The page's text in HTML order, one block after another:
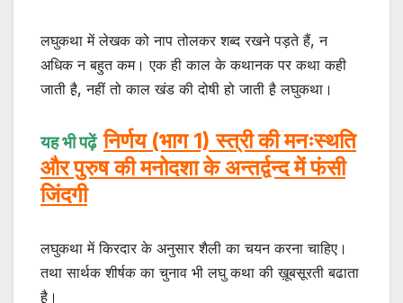
लघुकथा में लेखक को नाप तोलकर शब्द रखने पड़ते हैं, न
अधिक न बहुत कम। एक ही काल के कथानक पर कथा कही
जाती है़, नहीं तो काल खंड की दोषी हो जाती है़ लघुकथा।
यह भी पढ़ें निर्णय (भाग 1) स्त्री की मनःस्थति
और पुरुष की मनोदशा के अन्तर्द्वन्द में फंसी
जिंदगी
लघुकथा में किरदार के अनुसार शैली का चयन करना चाहिए।
तथा सार्थक शीर्षक का चुनाव भी लघु कथा की ख़ूबसूरती बढाता
है़।